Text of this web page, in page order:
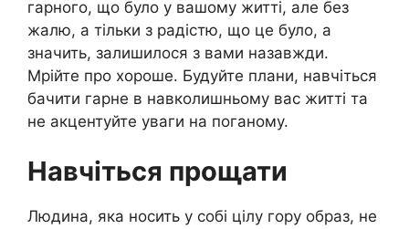
гарного, що було у вашому житті, але без
жалю, а тільки з радістю, що це було, а
значить, залишилося з вами назавжди.
Мрійте про хороше. Будуйте плани, навчіться
бачити гарне в навколишньому вас житті та
не акцентуйте уваги на поганому.
Навчіться прощати
Людина, яка носить у собі цілу гору образ, не